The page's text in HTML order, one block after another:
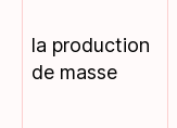
la production
de masse